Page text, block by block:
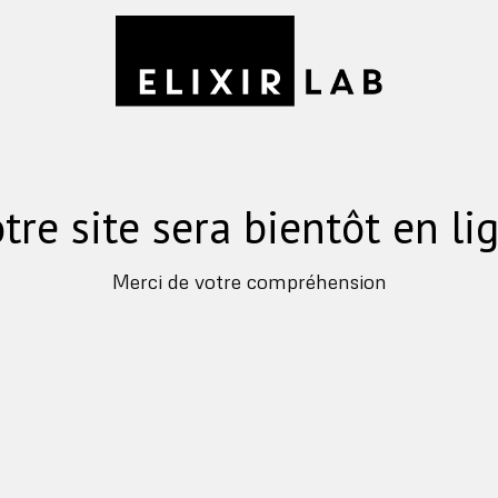
site sera bientôt en
Merci de votre compréhension